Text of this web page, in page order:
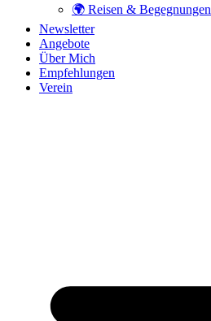
🌍 Reisen & Begegnungen
Newsletter
Angebote
Über Mich
Empfehlungen
Verein